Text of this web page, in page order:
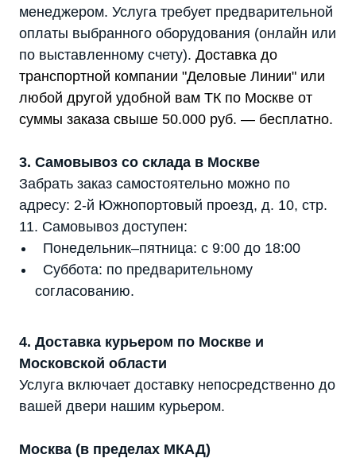
менеджером. Услуга требует предварительной
оплаты выбранного оборудования (онлайн или
по выставленному счету). Доставка до
транспортной компании "Деловые Линии" или
любой другой удобной вам ТК по Москве от
суммы заказа свыше 50.000 руб. — бесплатно.
3. Самовывоз со склада в Москве
Забрать заказ самостоятельно можно по
адресу: 2-й Южнопортовый проезд, д. 10, стр.
11. Самовывоз доступен:
Понедельник–пятница: с 9:00 до 18:00
Суббота: по предварительному
согласованию.
4. Доставка курьером по Москве и
Московской области
Услуга включает доставку непосредственно до
вашей двери нашим курьером.
Москва (в пределах МКАД)